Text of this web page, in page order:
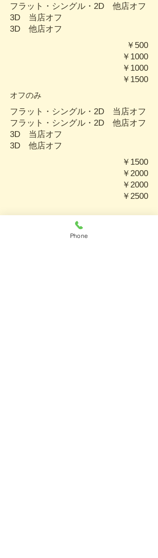
フラット・シングル・2D ​ 他店オフ
3D 当店オフ
3D 他店オフ
￥500
￥1000
￥1000
￥1500
​オフのみ
フラット・シングル・2D 当店オフ
フラット・シングル・2D ​ 他店オフ
3D 当店オフ
3D 他店オフ
￥1500
￥2000
￥2000
￥2500
Phone